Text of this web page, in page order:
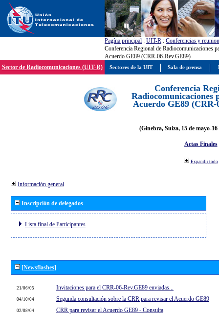
Pagína principal : UIT-R : Conferencias y
Conferencia Regional de Radiocomunicaciones
Acuerdo GE89 (CRR-06-Rev.GE89)
Sector de Radiocomunicaciones (UIT-R)
Conferencia
Radiocomunicaciones
Acuerdo GE89 (CRR-
(Ginebra, Suiza, 15 de mayo-
Actas Finales
Expandir todo
Información general
Inscripción de delegados
Lista final de Participantes
[Newsflashes]
21/06/05 Invitaciones para el CRR-06-Rev.GE89 enviadas...
04/10/04 Segunda consultación sobre la CRR para revisar el Acuerdo GE89
02/08/04 CRR para revisar el Acuerdo GE89 - Consulta
Sectores de la UIT Sala de prensa